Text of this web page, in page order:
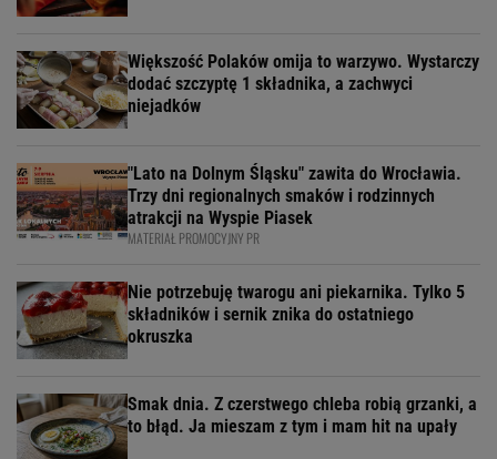
Większość Polaków omija to warzywo. Wystarczy
dodać szczyptę 1 składnika, a zachwyci
niejadków
"Lato na Dolnym Śląsku" zawita do Wrocławia.
Trzy dni regionalnych smaków i rodzinnych
atrakcji na Wyspie Piasek
MATERIAŁ PROMOCYJNY PR
Nie potrzebuję twarogu ani piekarnika. Tylko 5
składników i sernik znika do ostatniego
okruszka
Smak dnia. Z czerstwego chleba robią grzanki, a
to błąd. Ja mieszam z tym i mam hit na upały